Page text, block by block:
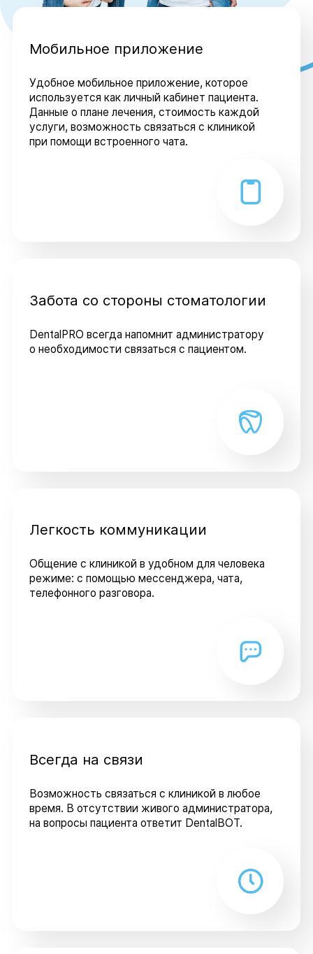
Мобильное приложение
Удобное мобильное приложение, которое
используется как личный кабинет пациента.
Данные о плане лечения, стоимость каждой
услуги, возможность связаться с клиникой
при помощи встроенного чата.
Забота со стороны стоматологии
DentalPRO всегда напомнит администратору
о необходимости связаться с пациентом.
Легкость коммуникации
Общение с клиникой в удобном для человека
режиме: с помощью мессенджера, чата,
телефонного разговора.
Всегда на связи
Возможность связаться с клиникой в любое
время. В отсутствии живого администратора,
на вопросы пациента ответит DentalBOT.